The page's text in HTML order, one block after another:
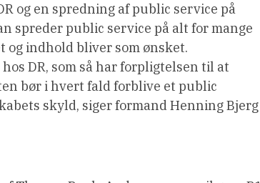
og en spredning af public service på
spreder public service på alt for mange
indhold bliver som ønsket.
DR, som så har forpligtelsen til at
bør i hvert fald forblive et public
skyld, siger formand Henning Bjerg